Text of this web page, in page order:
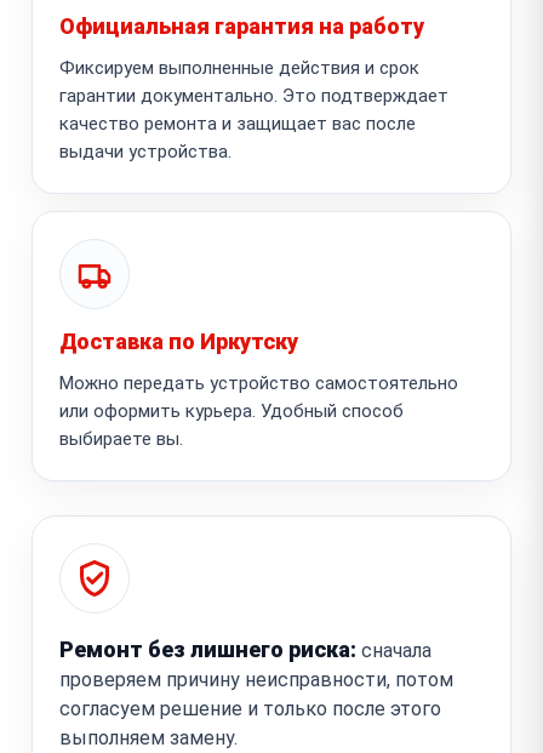
Официальная гарантия на работу
Фиксируем выполненные действия и срок
гарантии документально. Это подтверждает
качество ремонта и защищает вас после
выдачи устройства.
Доставка по Иркутску
Можно передать устройство самостоятельно
или оформить курьера. Удобный способ
выбираете вы.
Ремонт без лишнего риска: сначала
проверяем причину неисправности, потом
согласуем решение и только после этого
выполняем замену.